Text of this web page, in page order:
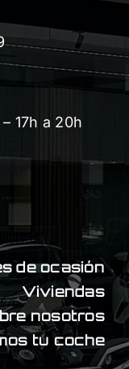
17h a 20h
de ocasión
Viviendas
nosotros
tu coche